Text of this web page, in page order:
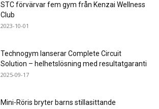
STC förvärvar fem gym från Kenzai Wellness
Club
2023-10-01
Technogym lanserar Complete Circuit
Solution – helhetslösning med resultatgaranti
2025-09-17
Mini-Röris bryter barns stillasittande